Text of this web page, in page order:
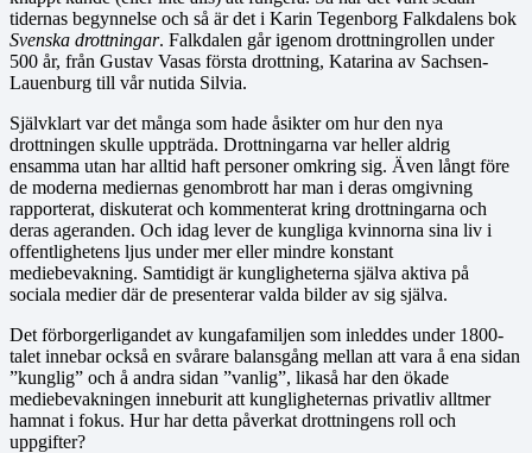
tidernas begynnelse och så är det i Karin Tegenborg Falkdalens bok
Svenska drottningar. Falkdalen går igenom drottningrollen under
500 år, från Gustav Vasas första drottning, Katarina av Sachsen-
Lauenburg till vår nutida Silvia.
Självklart var det många som hade åsikter om hur den nya
drottningen skulle uppträda. Drottningarna var heller aldrig
ensamma utan har alltid haft personer omkring sig. Även långt före
de moderna mediernas genombrott har man i deras omgivning
rapporterat, diskuterat och kommenterat kring drottningarna och
deras ageranden. Och idag lever de kungliga kvinnorna sina liv i
offentlighetens ljus under mer eller mindre konstant
mediebevakning. Samtidigt är kungligheterna själva aktiva på
sociala medier där de presenterar valda bilder av sig själva.
Det förborgerligandet av kungafamiljen som inleddes under 1800-
talet innebar också en svårare balansgång mellan att vara å ena sidan
”kunglig” och å andra sidan ”vanlig”, likaså har den ökade
mediebevakningen inneburit att kungligheternas privatliv alltmer
hamnat i fokus. Hur har detta påverkat drottningens roll och
uppgifter?